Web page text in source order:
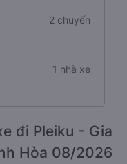
2 chuyến
1 nhà xe
đi Pleiku - Gia
Hòa 08/2026